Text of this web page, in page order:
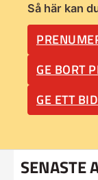
Så här kan
GE BORT
GE ETT
SENASTE